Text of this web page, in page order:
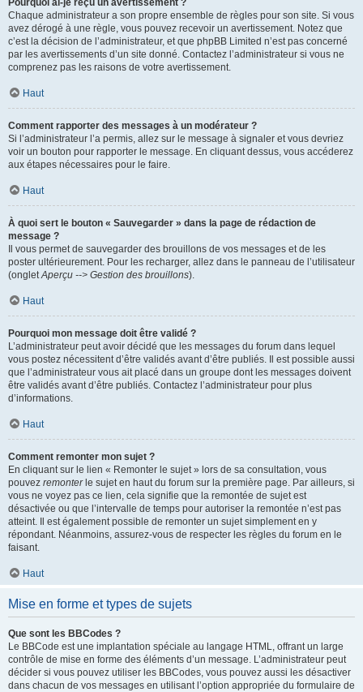
Pourquoi ai-je reçu un avertissement ?
Chaque administrateur a son propre ensemble de règles pour son site. Si vous
avez dérogé à une règle, vous pouvez recevoir un avertissement. Notez que
c’est la décision de l’administrateur, et que phpBB Limited n’est pas concerné
par les avertissements d’un site donné. Contactez l’administrateur si vous ne
comprenez pas les raisons de votre avertissement.
Haut
Comment rapporter des messages à un modérateur ?
Si l’administrateur l’a permis, allez sur le message à signaler et vous devriez
voir un bouton pour rapporter le message. En cliquant dessus, vous accéderez
aux étapes nécessaires pour le faire.
Haut
À quoi sert le bouton « Sauvegarder » dans la page de rédaction de
message ?
Il vous permet de sauvegarder des brouillons de vos messages et de les
poster ultérieurement. Pour les recharger, allez dans le panneau de l’utilisateur
(ongletAperçu --> Gestion des brouillons).
Haut
Pourquoi mon message doit être validé ?
L’administrateur peut avoir décidé que les messages du forum dans lequel
vous postez nécessitent d’être validés avant d’être publiés. Il est possible aussi
que l’administrateur vous ait placé dans un groupe dont les messages doivent
être validés avant d’être publiés. Contactez l’administrateur pour plus
d’informations.
Haut
Comment remonter mon sujet ?
En cliquant sur le lien « Remonter le sujet » lors de sa consultation, vous
pouvez remonterle sujet en haut du forum sur la première page. Par ailleurs, si
vous ne voyez pas ce lien, cela signifie que la remontée de sujet est
désactivée ou que l’intervalle de temps pour autoriser la remontée n’est pas
atteint. Il est également possible de remonter un sujet simplement en y
répondant. Néanmoins, assurez-vous de respecter les règles du forum en le
faisant.
Haut
Mise en forme et types de sujets
Que sont les BBCodes ?
Le BBCode est une implantation spéciale au langage HTML, offrant un large
contrôle de mise en forme des éléments d’un message. L’administrateur peut
décider si vous pouvez utiliser les BBCodes, vous pouvez aussi les désactiver
dans chacun de vos messages en utilisant l’option appropriée du formulaire de